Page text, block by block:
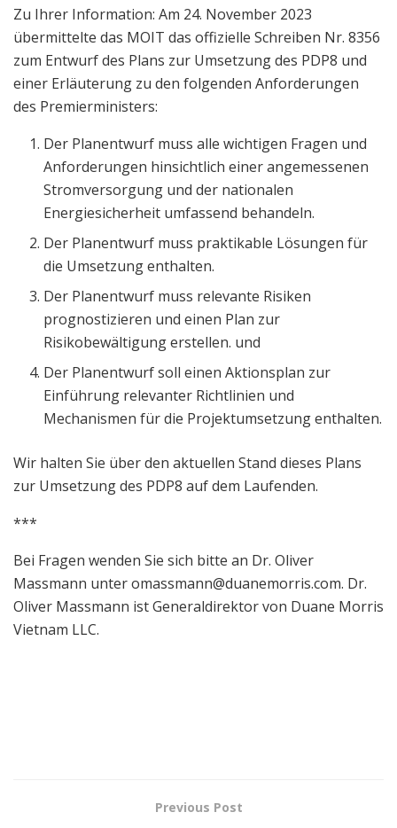
Zu Ihrer Information: Am 24. November 2023
übermittelte das MOIT das offizielle Schreiben Nr. 8356
zum Entwurf des Plans zur Umsetzung des PDP8 und
einer Erläuterung zu den folgenden Anforderungen
des Premierministers:
Der Planentwurf muss alle wichtigen Fragen und
Anforderungen hinsichtlich einer angemessenen
Stromversorgung und der nationalen
Energiesicherheit umfassend behandeln.
Der Planentwurf muss praktikable Lösungen für
die Umsetzung enthalten.
Der Planentwurf muss relevante Risiken
prognostizieren und einen Plan zur
Risikobewältigung erstellen. und
Der Planentwurf soll einen Aktionsplan zur
Einführung relevanter Richtlinien und
Mechanismen für die Projektumsetzung enthalten.
Wir halten Sie über den aktuellen Stand dieses Plans
zur Umsetzung des PDP8 auf dem Laufenden.
***
Bei Fragen wenden Sie sich bitte an Dr. Oliver
Massmann unteromassmann@duanemorris.com. Dr.
Oliver Massmann ist Generaldirektor von Duane Morris
Vietnam LLC.
Previous Post